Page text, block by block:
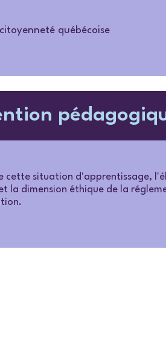
québécoise
cette situation d'apprentissage,
la dimension éthique de la